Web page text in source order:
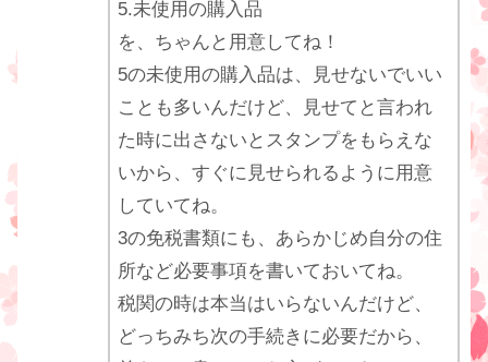
5.未使用の購入品
を、ちゃんと用意してね！
5の未使用の購入品は、見せないでいい
ことも多いんだけど、見せてと言われ
た時に出さないとスタンプをもらえな
いから、すぐに見せられるように用意
していてね。
3の免税書類にも、あらかじめ自分の住
所など必要事項を書いておいてね。
税関の時は本当はいらないんだけど、
どっちみち次の手続きに必要だから、